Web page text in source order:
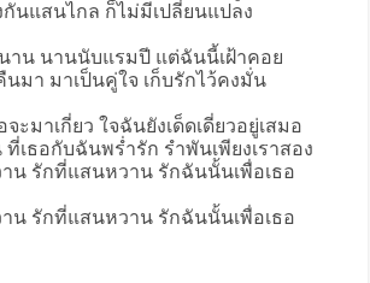
กันแสนไกล ก็ไม่มีเปลี่ยนแปลง
าน นานนับแรมปี แต่ฉันนี้เฝ้าคอย
มา มาเป็นคู่ใจ เก็บรักไว้คงมั่น
จะมาเกี่ยว ใจฉันยังเด็ดเดี่ยวอยู่เสมอ
เธอกับฉันพร่ำรัก รำพันเพียงเราสอง
น รักที่แสนหวาน รักฉันนั้นเพื่อเธอ
น รักที่แสนหวาน รักฉันนั้นเพื่อเธอ